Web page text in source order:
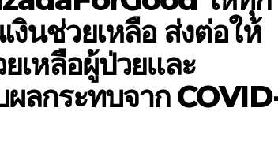
นช่วยเหลือ ส่งต่อให้
เหลือผู้ป่วยและ
ลกระทบจาก